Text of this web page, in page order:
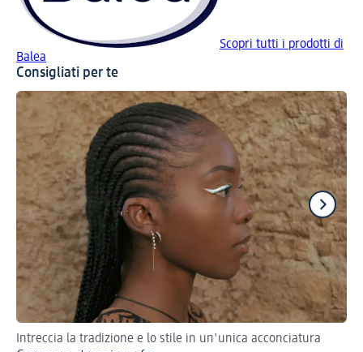
Scopri tutti i prodotti di
Balea
Consigliati per te
Intreccia la tradizione e lo stile in un'unica acconciatura